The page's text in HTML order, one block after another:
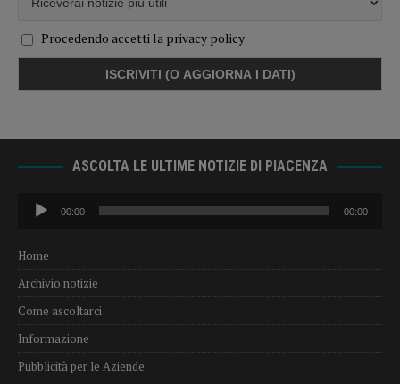
Procedendo accetti la privacy policy
ASCOLTA LE ULTIME NOTIZIE DI PIACENZA
Audio
Player
00:00 00:00
Home
Archivio notizie
Come ascoltarci
Informazione
Pubblicità per le Aziende